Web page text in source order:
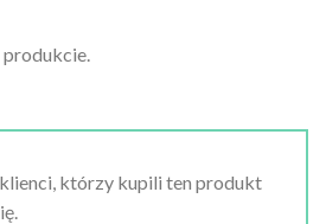
produkcie.
którzy kupili ten produkt